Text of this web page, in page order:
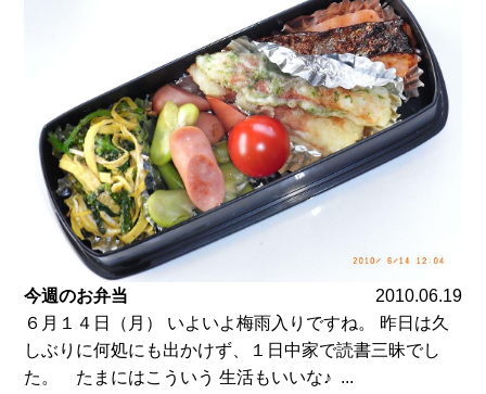
今週のお弁当
2010.06.19
６月１４日（月） いよいよ梅雨入りですね。 昨日は久
しぶりに何処にも出かけず、１日中家で読書三昧でし
た。 たまにはこういう 生活もいいな♪ ...